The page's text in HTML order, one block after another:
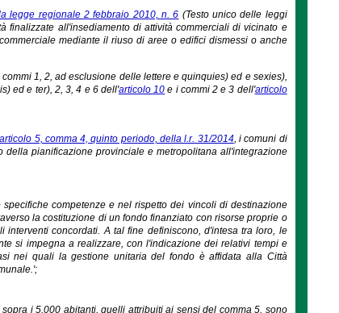
legge regionale 2 febbraio 2010, n. 6 (Testo unico delle leggi
all'insediamento di attività commerciali di vicinato e
mediante il riuso di aree o edifici dismessi o anche
1, 2, ad esclusione delle lettere e quinquies) ed e sexies),
ed e ter), 2, 3, 4 e 6 dell'articolo 10 e i commi 2 e 3 dell'articolo
articolo 5, comma 4, quinto periodo, della l.r. 31/2014, i comuni di
pianificazione provinciale e metropolitana all'integrazione
competenze e nel rispetto dei vincoli di destinazione
la costituzione di un fondo finanziato con risorse proprie o
concordati. A tal fine definiscono, d'intesa tra loro, le
si impegna a realizzare, con l'indicazione dei relativi tempi e
nei quali la gestione unitaria del fondo è affidata alla Città
i 5.000 abitanti, quelli attribuiti ai sensi del comma 5, sono